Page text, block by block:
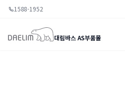
1588-1952
대림바스 AS부품몰